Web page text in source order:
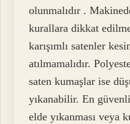
olunmalıdır .
kurallara dikkat
karışımlı satenler
atılmamalıdır.
saten kumaşlar ise
yıkanabilir. En
elde yıkanması veya